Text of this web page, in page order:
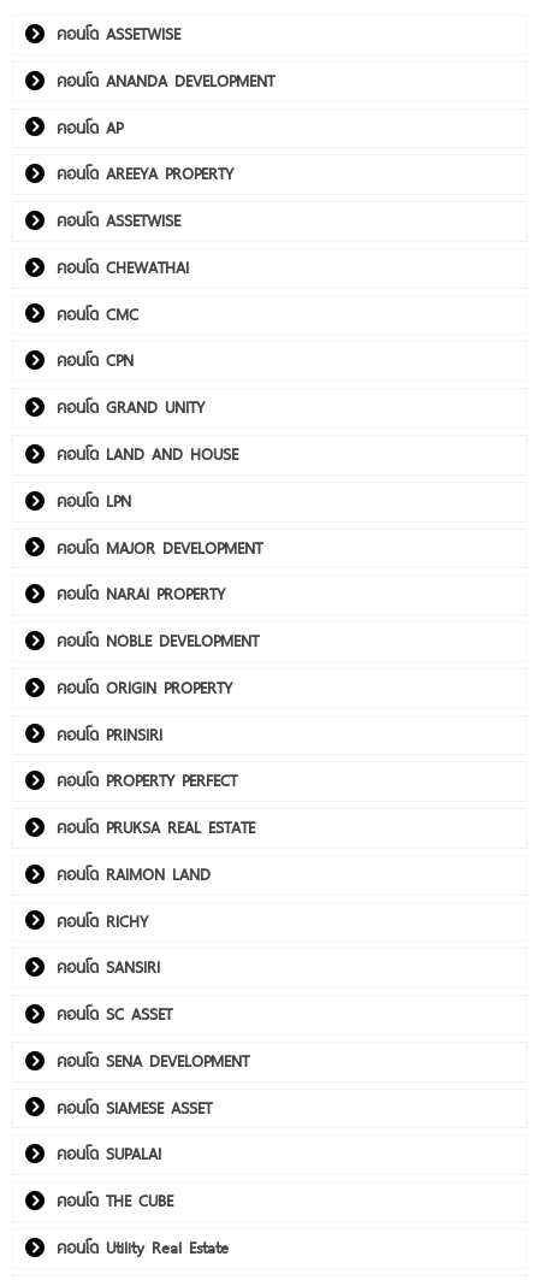
คอนโด ASSETWISE
คอนโด ANANDA DEVELOPMENT
คอนโด AP
คอนโด AREEYA PROPERTY
คอนโด ASSETWISE
คอนโด CHEWATHAI
คอนโด CMC
คอนโด CPN
คอนโด GRAND UNITY
คอนโด LAND AND HOUSE
คอนโด LPN
คอนโด MAJOR DEVELOPMENT
คอนโด NARAI PROPERTY
คอนโด NOBLE DEVELOPMENT
คอนโด ORIGIN PROPERTY
คอนโด PRINSIRI
คอนโด PROPERTY PERFECT
คอนโด PRUKSA REAL ESTATE
คอนโด RAIMON LAND
คอนโด RICHY
คอนโด SANSIRI
คอนโด SC ASSET
คอนโด SENA DEVELOPMENT
คอนโด SIAMESE ASSET
คอนโด SUPALAI
คอนโด THE CUBE
คอนโด Utility Real Estate